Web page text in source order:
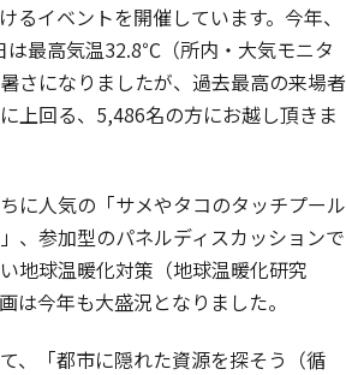
るイベントを開催しています。今年、
は最高気温32.8℃（所内・大気モニタ
さになりましたが、過去最高の来場者
上回る、5,486名の方にお越し頂きま
に人気の「サメやタコのタッチプール
、参加型のパネルディスカッションで
地球温暖化対策（地球温暖化研究
は今年も大盛況となりました。
、「都市に隠れた資源を探そう（循